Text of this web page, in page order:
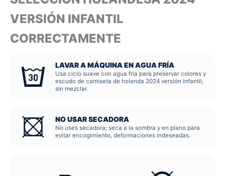
VERSIÓN INFANTIL
CORRECTAMENTE
LAVAR A MÁQUINA EN AGUA FRÍA
Usa ciclo suave con agua fría para preservar colores y
escudo de camiseta de holanda 2024 versión infantil,
sin mezclar.
NO USAR SECADORA
No uses secadora; seca a la sombra y en plano para
evitar encogimiento, deformaciones indeseadas.